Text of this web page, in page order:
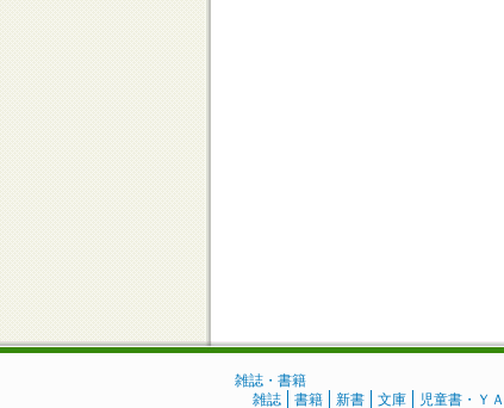
雑誌・書籍
雑誌
書籍 新書 文庫 児童書・ＹＡ